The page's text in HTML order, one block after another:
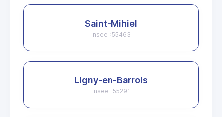
Saint-Mihiel
Insee : 55463
Ligny-en-Barrois
Insee : 55291